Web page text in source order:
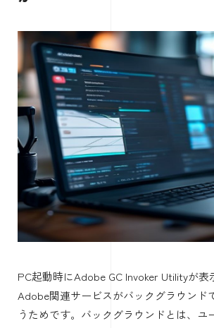
PC起動時にAdobe GC Invoker Utilityが表
Adobe関連サービスがバックグラウンド
うためです。バックグラウンドとは、ユ